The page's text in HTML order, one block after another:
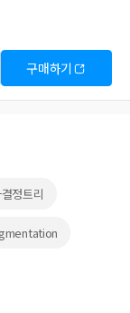
구매하기
정트리